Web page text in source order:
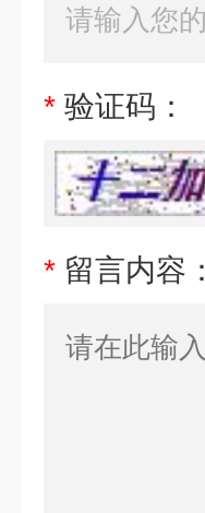
* 验证码：
* 留言内容：